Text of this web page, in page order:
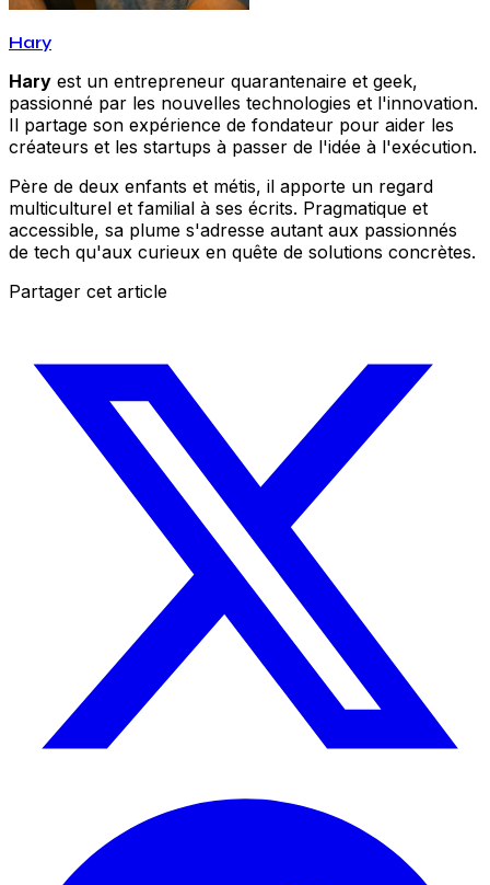
Hary
Hary est un entrepreneur quarantenaire et geek,
passionné par les nouvelles technologies et l'innovation.
Il partage son expérience de fondateur pour aider les
créateurs et les startups à passer de l'idée à l'exécution.
Père de deux enfants et métis, il apporte un regard
multiculturel et familial à ses écrits. Pragmatique et
accessible, sa plume s'adresse autant aux passionnés
de tech qu'aux curieux en quête de solutions concrètes.
Partager cet article